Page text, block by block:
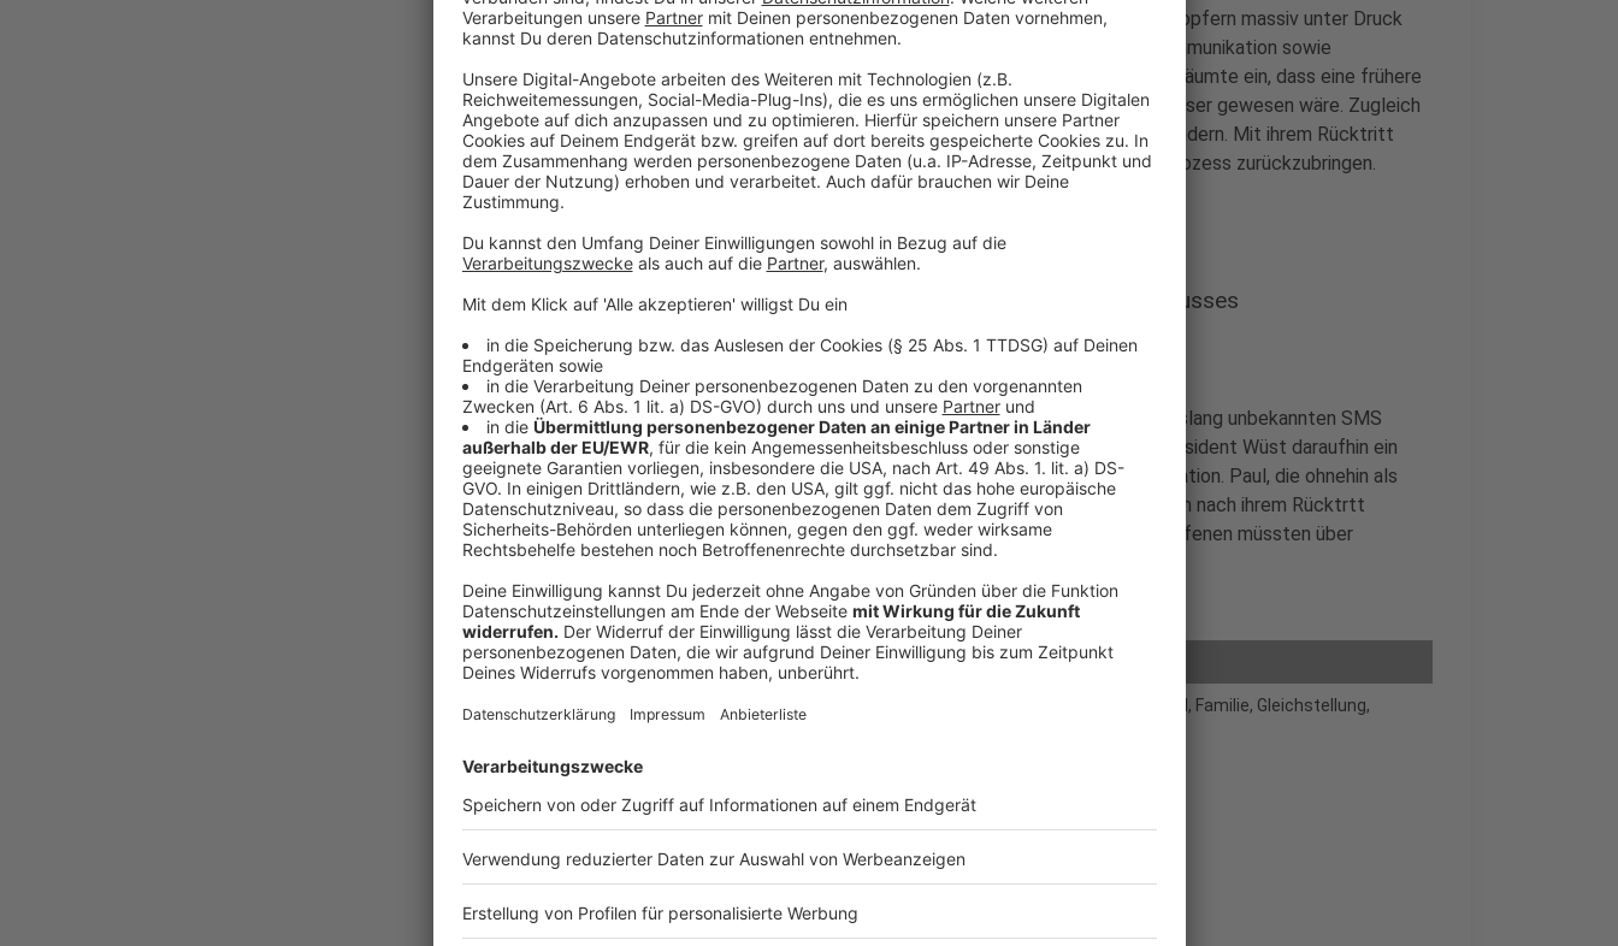
Paul war im Zuge der Aufarbeitung des Anschlags mit drei Todesopfern massiv unter Druck
geraten. Opposition und Medien warfen ihr eine schleppende Kommunikation sowie
Intransparenz bei regierungsinternen Abläufen vor. Die Ministerin räumte ein, dass eine frühere
öffentliche Kommunikation nach dem Anschlagswochenende besser gewesen wäre. Zugleich
betonte sie, es habe nie die Absicht gegeben, Aufklärung zu behindern. Mit ihrem Rücktritt
wolle sie dazu beitragen, „Sachlichkeit, Ruhe und Fokus“ in den Prozess zurückzubringen.
Politischer Druck und Rolle des Untersuchungsausschusses
Zusätzliche Brisanz erhielt der Fall durch das Auftauchen einer bislang unbekannten SMS
Pauls kurz nach dem Anschlag. SPD und FDP setzten Ministerpräsident Wüst daraufhin ein
Ultimatum zur vollständigen Vorlage ihrer dienstlichen Kommunikation. Paul, die ohnehin als
Zeugin im Untersuchungsausschuss geladen war, versicherte, auch nach ihrem Rücktrtt
umfassend zur Aufklärung beizutragen. Die Interessen der Betroffenen müssten über
parteipolitischen Auseinandersetzungen stehen, erklärte sie.
Anzeige
©Grüne Landtagsfraktion NRW
Verena Schäffer ist ab sofort neue NRW-Ministerin für Kinder, Jugend, Familie, Gleichstellung,
Wüst ernennt Verena Schäffer zur Nachfolgerin
Anzeige